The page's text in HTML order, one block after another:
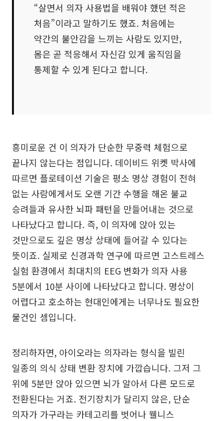
“살면서 의자 사용법을 배워야 했던 적은
처음”이라고 말하기도 했죠. 처음에는
약간의 불안감을 느끼는 사람도 있지만,
몸은 곧 적응해서 자신감 있게 움직임을
통제할 수 있게 된다고 합니다.
흥미로운 건 이 의자가 단순한 무중력 체험으로
끝나지 않는다는 점입니다. 데이비드 위켓 박사에
따르면 플로테이션 기술은 평소 명상 경험이 전혀
없는 사람에게서도 오랜 기간 수행을 해온 불교
승려들과 유사한 뇌파 패턴을 만들어내는 것으로
나타났다고 합니다. 즉, 이 의자에 앉아 있는
것만으로도 깊은 명상 상태에 들어갈 수 있다는
뜻이죠. 실제로 신경과학 연구에 따르면 고스트레스
실험 환경에서 최대치의 EEG 변화가 의자 사용
5분에서 10분 사이에 나타났다고 합니다. 명상이
어렵다고 호소하는 현대인에게는 너무나도 필요한
물건인 셈입니다.
정리하자면, 아이오라는 의자라는 형식을 빌린
일종의 의식 상태 변환 장치에 가깝습니다. 그저 그
위에 5분만 앉아 있으면 뇌가 알아서 다른 모드로
전환된다는 거죠. 전기장치가 달리지 않은, 단순
의자가 가구라는 카테고리를 벗어나 웰니스